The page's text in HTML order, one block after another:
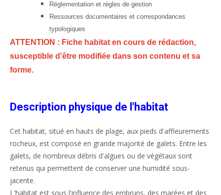
Réglementation et règles de gestion
Ressources documentaires et correspondances
typologiques
ATTENTION : Fiche habitat en cours de rédaction,
susceptible d'être modifiée dans son contenu et sa
forme.
Description physique de l'habitat
Cet habitat, situé en hauts de plage, aux pieds d'affleurements
rocheux, est composé en grande majorité de galets. Entre les
galets, de nombreux débris d'algues ou de végétaux sont
retenus qui permettent de conserver une humidité sous-
jacente.
L'habitat est sous l'influence des embruns, des marées et des